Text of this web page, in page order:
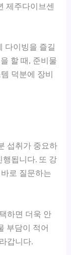
제주다이브센
다이빙을 즐길
할 때, 준비물
덕분에 장비
섭취가 중요하
행됩니다. 또 강
로 질문하는
하면 더욱 안
부담이 적어
갑니다.